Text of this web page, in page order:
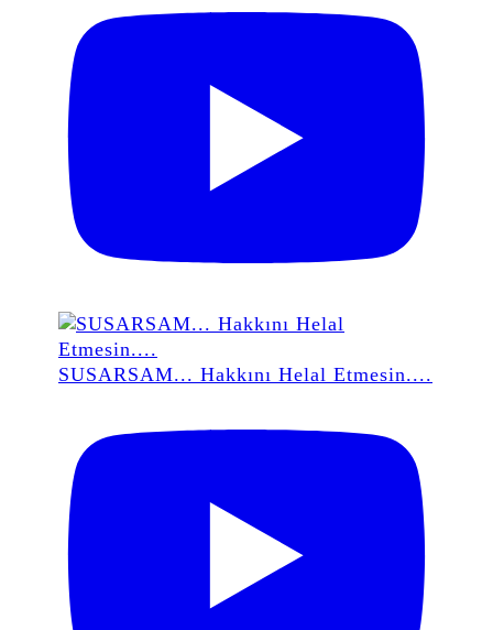
SUSARSAM... Hakkını Helal Etmesin....